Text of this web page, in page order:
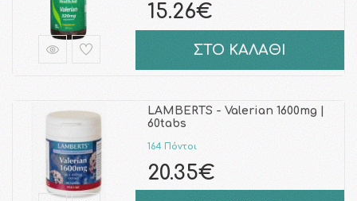
15.26€
ΣΤΟ ΚΑΛΑΘΙ
LAMBERTS - Valerian 1600mg |
60tabs
164 Πόντοι
20.35€